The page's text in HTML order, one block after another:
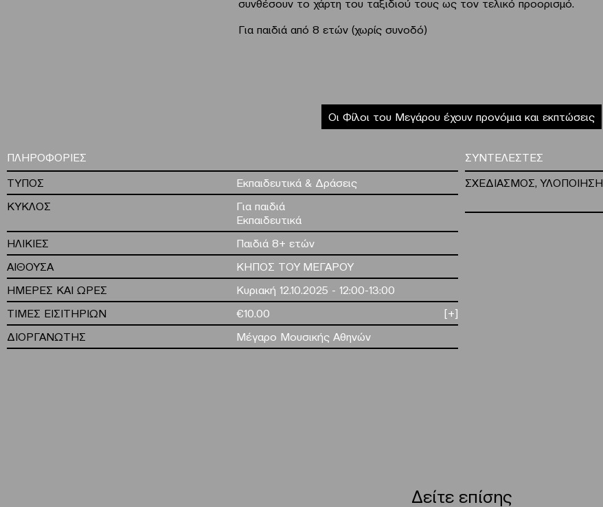
Για παιδιά από 8 ετών (χωρίς συνοδό)
Οι Φίλοι του Μεγάρου έχουν προνόμια και εκπτώσεις
ΠΛΗΡΟΦΟΡΙΕΣ
ΤΥΠΟΣ
Εκπαιδευτικά & Δράσεις
ΚΥΚΛΟΣ
Για παιδιά
Εκπαιδευτικά
ΗΛΙΚΙΕΣ
Παιδιά 8+ ετών
ΑΙΘΟΥΣΑ
ΚΗΠΟΣ ΤΟΥ ΜΕΓΑΡΟΥ
ΗΜΕΡΕΣ ΚΑΙ ΩΡΕΣ
Κυριακή 12.10.2025 - 12:00-13:00
ΤΙΜΕΣ ΕΙΣΙΤΗΡΙΩΝ
€10.00
[+]
ΔΙΟΡΓΑΝΩΤΗΣ
Μέγαρο Μουσικής Αθηνών
ΣΥΝΤΕΛΕΣΤΕΣ
ΣΧΕΔΙΑΣΜΟΣ, ΥΛΟΠΟΙΗΣΗ
Δείτε επίσης